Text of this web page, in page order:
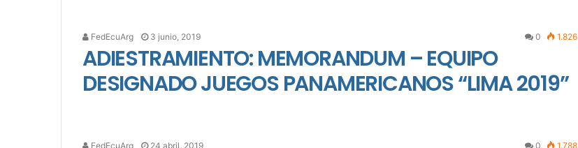
FedEcuArg 3 junio, 2019 0 1.826
ADIESTRAMIENTO: MEMORANDUM – EQUIPO
DESIGNADO JUEGOS PANAMERICANOS “LIMA 2019”
FedEcuArg 24 abril, 2019 0 1.788